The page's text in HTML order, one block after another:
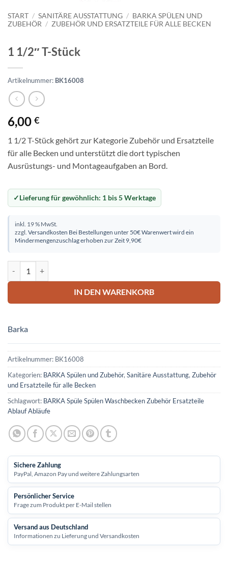
START / SANITÄRE AUSSTATTUNG / BARKA SPÜLEN UND
ZUBEHÖR / ZUBEHÖR UND ERSATZTEILE FÜR ALLE BECKEN
1 1/2″ T-Stück
Artikelnummer: BK16008
6,00 €
1 1/2 T-Stück gehört zur Kategorie Zubehör und Ersatzteile
für alle Becken und unterstützt die dort typischen
Ausrüstungs- und Montageaufgaben an Bord.
Lieferung für gewöhnlich: 1 bis 5 Werktage
inkl. 19 % MwSt.
zzgl. Versandkosten Bei Bestellungen unter 50€ Warenwert wird ein
Mindermengenzuschlag erhoben zur Zeit 9,90€
IN DEN WARENKORB
Barka
Artikelnummer: BK16008
Kategorien: BARKA Spülen und Zubehör, Sanitäre Ausstattung, Zubehör
und Ersatzteile für alle Becken
Schlagwort: BARKA Spüle Spülen Waschbecken Zubehör Ersatzteile
Ablauf Abläufe
Sichere Zahlung
PayPal, Amazon Pay und weitere Zahlungsarten
Persönlicher Service
Frage zum Produkt per E-Mail stellen
Versand aus Deutschland
Informationen zu Lieferung und Versandkosten